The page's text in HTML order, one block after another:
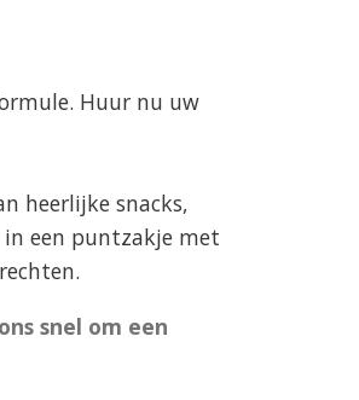
Huur nu uw
heerlijke snacks,
een puntzakje met
snel om een